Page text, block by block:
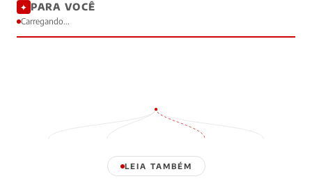
✦ PARA VOCÊ
Carregando...
LEIA TAMBÉM